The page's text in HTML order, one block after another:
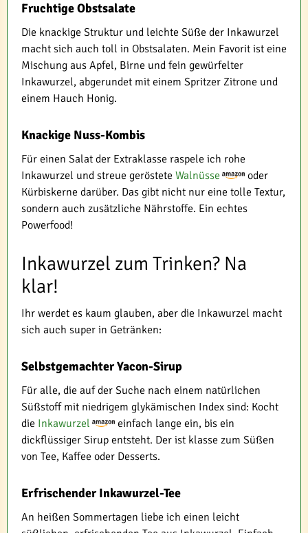
Fruchtige Obstsalate
Die knackige Struktur und leichte Süße der Inkawurzel
macht sich auch toll in Obstsalaten. Mein Favorit ist eine
Mischung aus Apfel, Birne und fein gewürfelter
Inkawurzel, abgerundet mit einem Spritzer Zitrone und
einem Hauch Honig.
Knackige Nuss-Kombis
Für einen Salat der Extraklasse raspele ich rohe
Inkawurzel und streue geröstete Walnüsse
oder
Kürbiskerne darüber. Das gibt nicht nur eine tolle Textur,
sondern auch zusätzliche Nährstoffe. Ein echtes
Powerfood!
Inkawurzel zum Trinken? Na
klar!
Ihr werdet es kaum glauben, aber die Inkawurzel macht
sich auch super in Getränken:
Selbstgemachter Yacon-Sirup
Für alle, die auf der Suche nach einem natürlichen
Süßstoff mit niedrigem glykämischen Index sind: Kocht
die Inkawurzel
einfach lange ein, bis ein
dickflüssiger Sirup entsteht. Der ist klasse zum Süßen
von Tee, Kaffee oder Desserts.
Erfrischender Inkawurzel-Tee
An heißen Sommertagen liebe ich einen leicht